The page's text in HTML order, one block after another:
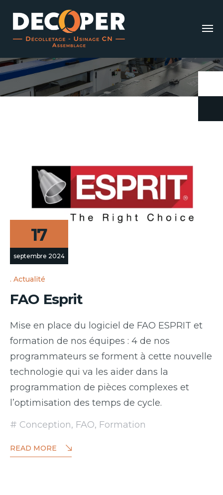
Étiquette :Formation
17
septembre 2024
Actualité
FAO Esprit
Mise en place du logiciel de FAO ESPRIT et
formation de nos équipes : 4 de nos
programmateurs se forment à cette nouvelle
technologie qui va les aider dans la
programmation de pièces complexes et
l’optimisation des temps de cycle.
Conception, FAO, Formation
READ MORE